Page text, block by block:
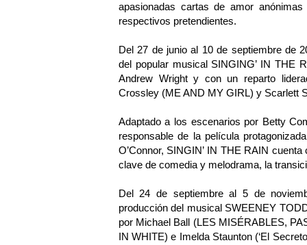
apasionadas cartas de amor
respectivos pretendientes.
Del 27 de junio al 10 de septiembre de
del popular musical SINGING’ IN THE
Andrew Wright y con un reparto
Crossley (ME AND MY GIRL) y Scarlett
Adaptado a los escenarios por Betty
responsable de la película
O’Connor, SINGIN’ IN THE RAIN
clave de comedia y melodrama, la
Del 24 de septiembre al 5 de
producción del musical SWEENEY
por Michael Ball (LES MISÉRABLES,
IN WHITE) e Imelda Staunton (‘El